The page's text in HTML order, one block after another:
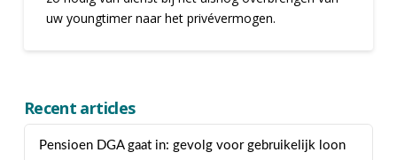
uw youngtimer naar het privévermogen.
Recent articles
Pensioen DGA gaat in: gevolg voor gebruikelijk loon